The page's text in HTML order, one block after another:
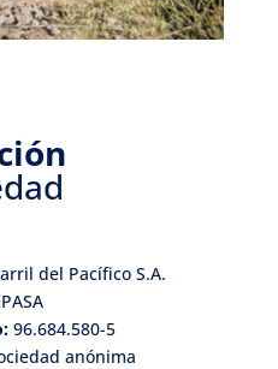
del Pacífico S.A.
96.684.580-5
anónima